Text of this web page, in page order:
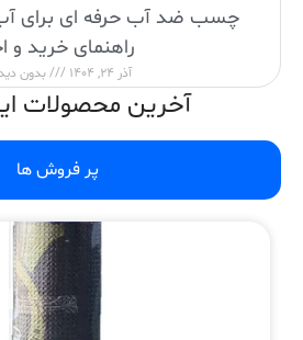
چسب ضد آب حرفه ای برای
راهنمای خرید و
آذر 24, 1404 بدون
آخرین محصولات
پر فروش ها